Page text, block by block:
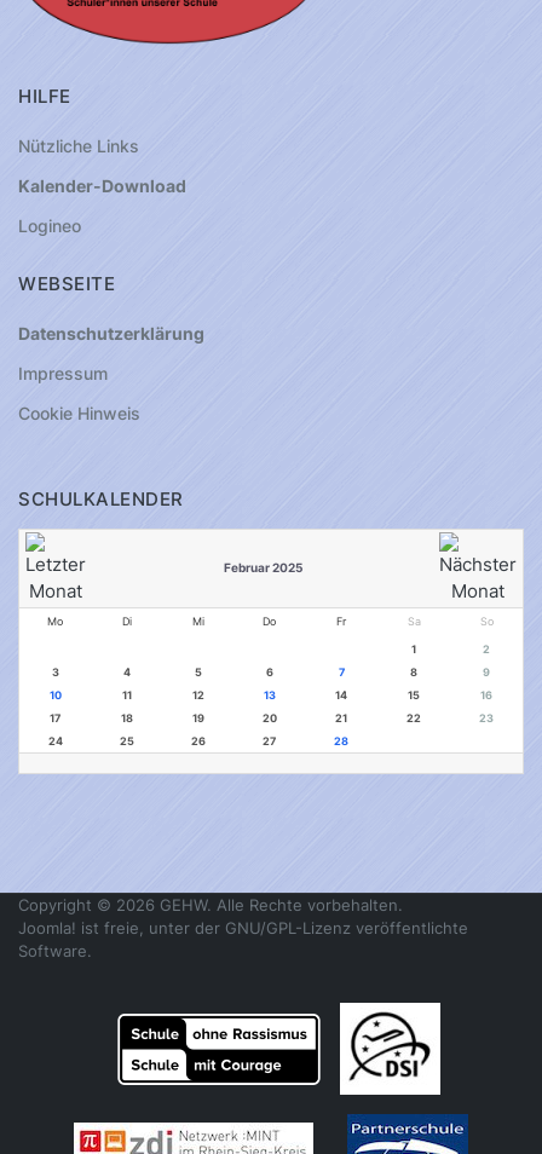
HILFE
Nützliche Links
Kalender-Download
Logineo
WEBSEITE
Datenschutzerklärung
Impressum
Cookie Hinweis
SCHULKALENDER
Februar 2025
Mo Di Mi Do Fr Sa So
1
2
3
4 5 6 7 8
9
10
11 12 13 14 15
16
17
18 19 20 21 22
23
24
25 26 27 28
Copyright © 2026 GEHW. Alle Rechte vorbehalten.
Joomla! ist freie, unter der GNU/GPL-Lizenz veröffentlichte
Software.